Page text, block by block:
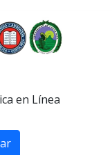
en Línea